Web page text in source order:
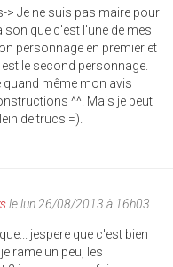
> Je ne suis pas maire pour
que c'est l'une de mes
personnage en premier et
le second personnage.
quand même mon avis
^^. Mais je peut
de trucs =).
le lun 26/08/2013 à 16h03
jespere que c'est bien
rame un peu, les